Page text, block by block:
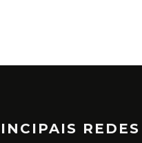
REDES